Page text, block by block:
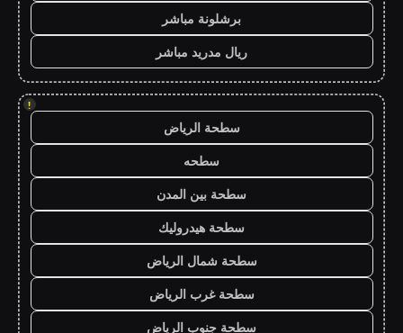
برشلونة مباشر
ريال مدريد مباشر
!
سطحة الرياض
سطحه
سطحة بين المدن
سطحة هيدروليك
سطحة شمال الرياض
سطحة غرب الرياض
سطحة جنوب الرياض